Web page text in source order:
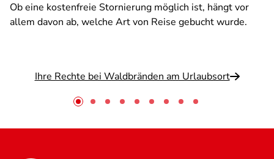
Ob eine kostenfreie Stornierung möglich ist, hängt vor
allem davon ab, welche Art von Reise gebucht wurde.
Ihre Rechte bei Waldbränden am Urlaubsort